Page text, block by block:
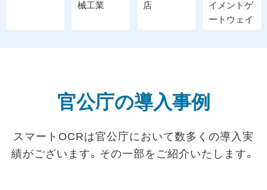
官公庁の導入事例
スマートOCRは官公庁において数多くの導入実
績がございます。その一部をご紹介いたします。